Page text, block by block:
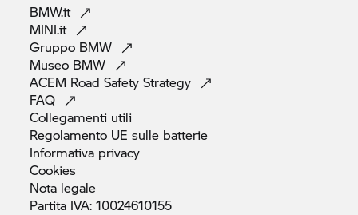
BMW.it
MINI.it
Gruppo BMW
Museo BMW
ACEM Road SafetyStrategy
FAQ
Collegamenti utili
Regolamento UE sulle batterie
Informativa privacy
Cookies
Nota legale
Partita IVA:10024610155